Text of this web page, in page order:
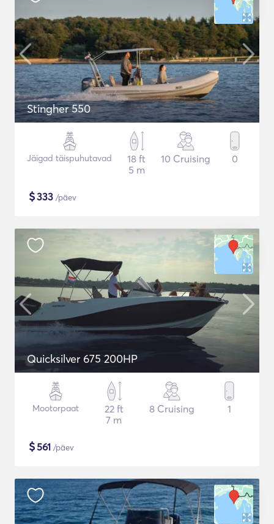
Stingher 550
Jäigad täispuhutavad
18 ft
5 m
10 Cruising 0
$333 /päev
Quicksilver 675 200HP
Mootorpaat
22 ft
7 m
8 Cruising 1
$561 /päev